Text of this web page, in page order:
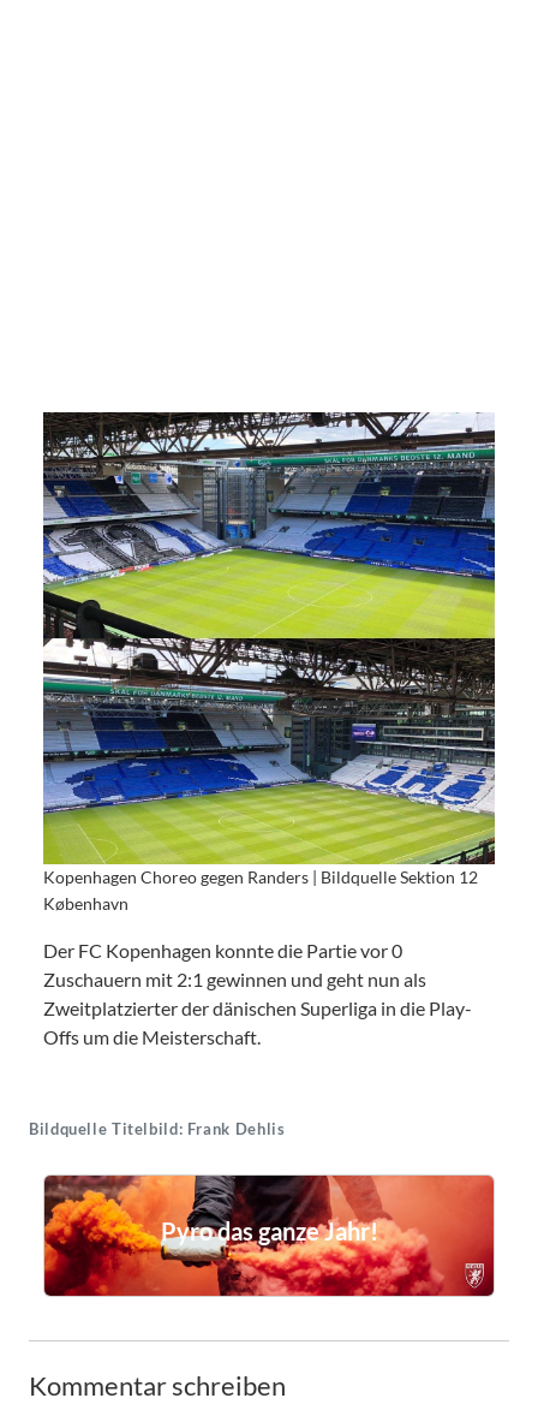
Kopenhagen Choreo gegen Randers | Bildquelle Sektion 12
København
Der FC Kopenhagen konnte die Partie vor 0
Zuschauern mit 2:1 gewinnen und geht nun als
Zweitplatzierter der dänischen Superliga in die Play-
Offs um die Meisterschaft.
Bildquelle Titelbild: Frank Dehlis
Pyro das ganze Jahr!
Kommentar schreiben